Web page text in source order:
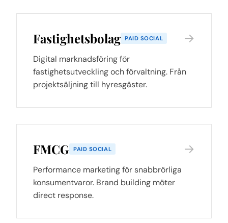
Fastighetsbolag PAID SOCIAL
Digital marknadsföring för
fastighetsutveckling och förvaltning. Från
projektsäljning till hyresgäster.
→
FMCG PAID SOCIAL
Performance marketing för snabbrörliga
konsumentvaror. Brand building möter
direct response.
→